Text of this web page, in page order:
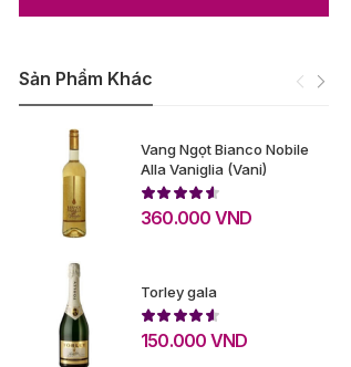
Sản Phẩm Khác
Vang Ngọt Bianco Nobile
Alla Vaniglia (Vani)
360.000 VND
Torley gala
150.000 VND